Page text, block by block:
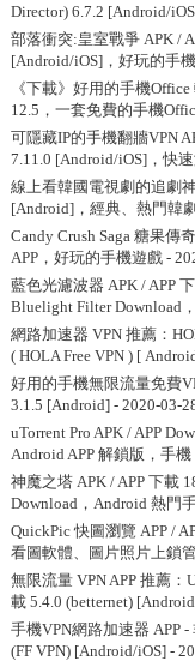
Director) 6.7.2 [Android/
部落衝突:皇室戰爭 APK /
[Android/iOS]，好玩的手
《下載》好用的手機
12.5，一套免費的手機
可隱藏IP的手機翻牆VPN
7.11.0 [Android/iOS]，快
線上看韓國電視劇的追劇
[Android]，經典、熱門韓
Candy Crush Saga 糖果傳
APP，好玩的手機遊戲-
藍色光濾波器 APK / APP
Bluelight Filter Download
網路加速器 VPN 推薦：
( HOLA Free VPN ) [
好用的手機無限流量免費
3.1.5 [Android]- 2020-03-
uTorrent Pro APK / APP
Android APP 解鎖版，手
神魔之塔 APK / APP 下載
Download，Android 熱門
QuickPic 快圖瀏覽 APP /
看圖軟體、圖片照片上鎖
無限流量 VPN APP 推薦：
載 5.4.0 (betternet)
手機VPN網路加速器 APP -
(FF VPN) [Android/iOS]-